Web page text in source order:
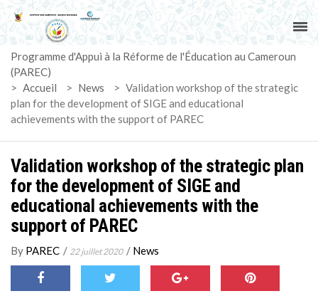
ACCUEIL
PAREC
ACTUALITÉS
ACTIVITÉS
DOCUMENTS
MARCHÉS
SUIVI-EVALUATION
Programme d'Appui à la Réforme de l'Éducation au Cameroun
(PAREC)
> Accueil > News > Validation workshop of the strategic
plan for the development of SIGE and educational
achievements with the support of PAREC
Validation workshop of the strategic plan
for the development of SIGE and
educational achievements with the
support of PAREC
By PAREC / 22 juillet 2020 / News